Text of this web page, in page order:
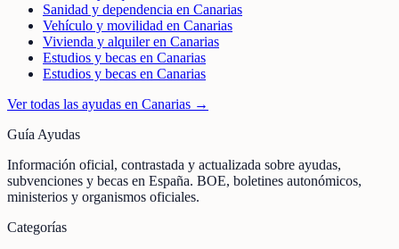
Sanidad y dependencia en Canarias
Vehículo y movilidad en Canarias
Vivienda y alquiler en Canarias
Estudios y becas en Canarias
Estudios y becas en Canarias
Ver todas las ayudas en Canarias →
Guía Ayudas
Información oficial, contrastada y actualizada sobre ayudas,
subvenciones y becas en España. BOE, boletines autonómicos,
ministerios y organismos oficiales.
Categorías